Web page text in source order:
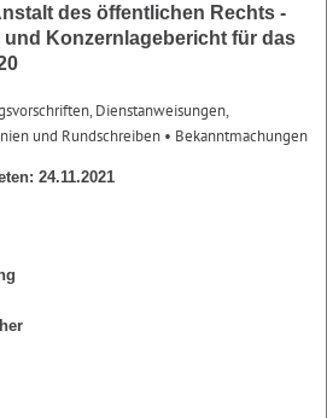
des öffentlichen Rechts -
Konzernlagebericht für das
Dienstanweisungen,
und Rundschreiben • Bekanntmachungen
24.11.2021